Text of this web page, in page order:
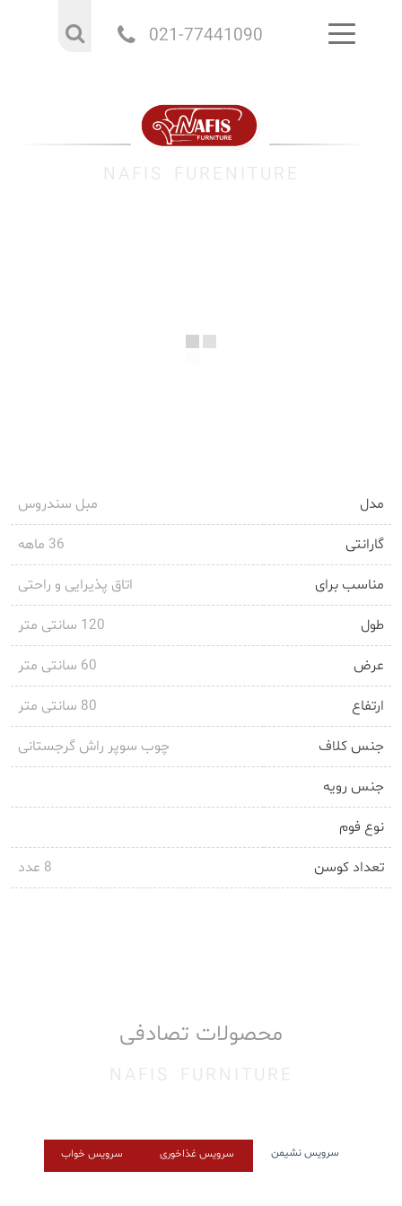
021-77441090
NAFIS FURENITURE
مدل مبل سندروس
گارانتی 36 ماهه
مناسب برای اتاق پذیرایی و راحتی
طول 120 سانتی متر
عرض 60 سانتی متر
ارتفاع 80 سانتی متر
جنس کلاف چوب سوپر راش گرجستانی
جنس رویه
نوع فوم
تعداد کوسن 8 عدد
محصولات تصادفی
NAFIS FURNITURE
سرویس نشیمن سرویس غذاخوری سرویس خواب